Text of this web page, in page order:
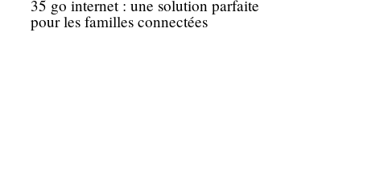
35 go internet : une solution parfaite
pour les familles connectées